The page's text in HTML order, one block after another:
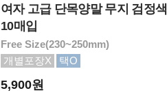
여자 고급 단목양말 무지 검정색
10매입
Free Size(230~250mm)
개별포장X
택O
5,900원